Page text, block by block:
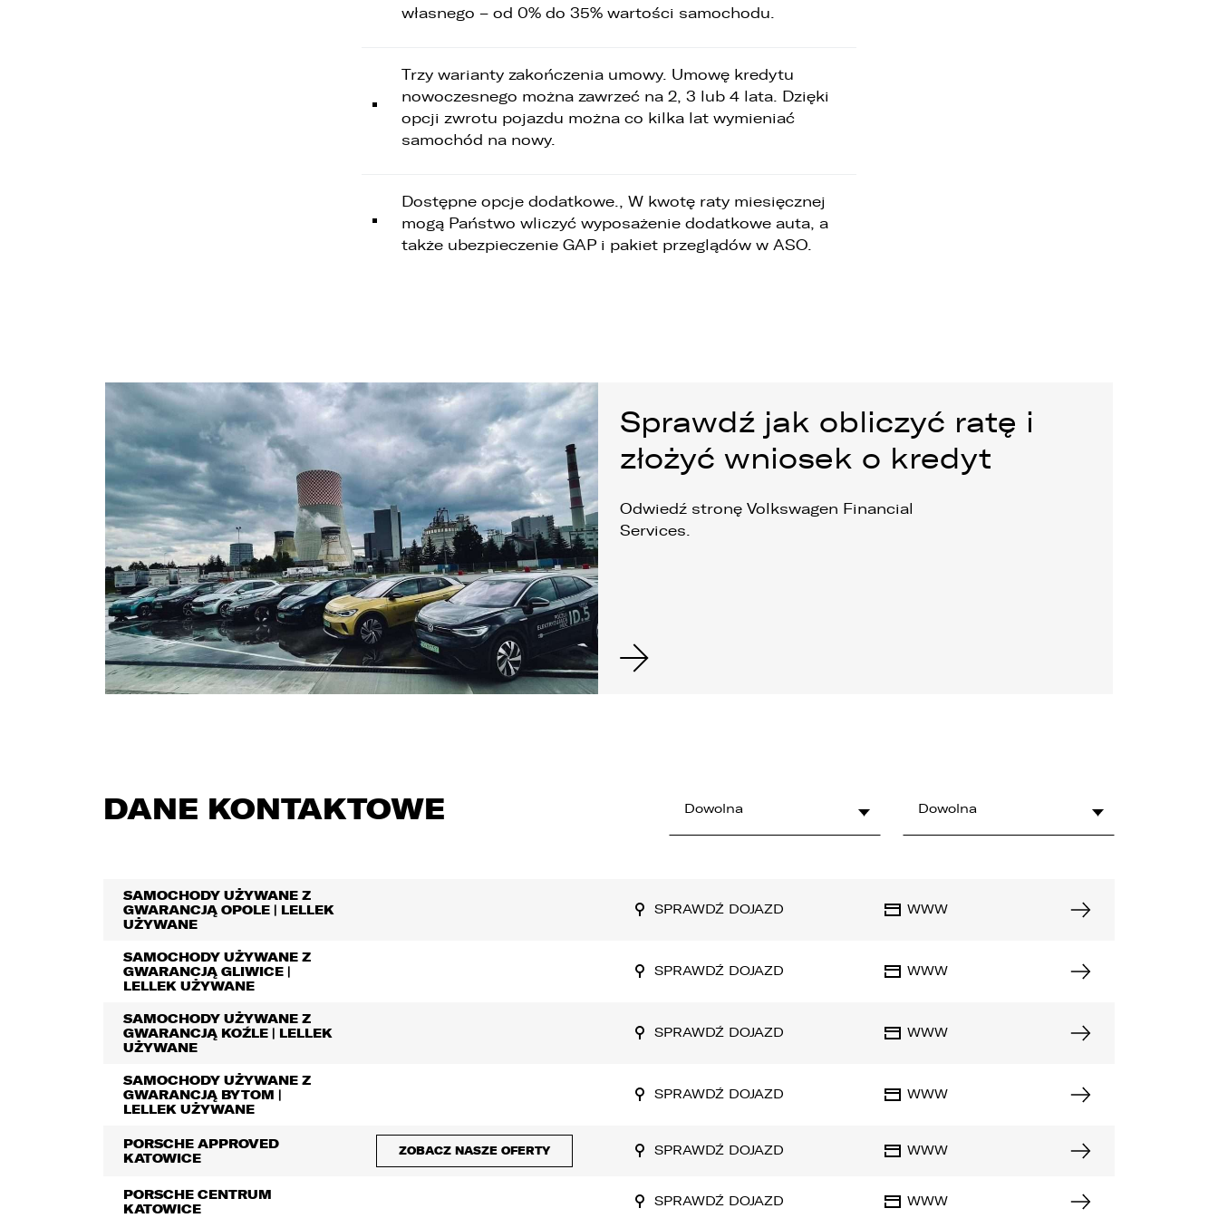
własnego – od 0% do 35% wartości samochodu.
Trzy warianty zakończenia umowy. Umowę kredytu
nowoczesnego można zawrzeć na 2, 3 lub 4 lata. Dzięki
opcji zwrotu pojazdu można co kilka lat wymieniać
samochód na nowy.
Dostępne opcje dodatkowe., W kwotę raty miesięcznej
mogą Państwo wliczyć wyposażenie dodatkowe auta, a
także ubezpieczenie GAP i pakiet przeglądów w ASO.
Sprawdź jak obliczyć ratę i
złożyć wniosek o kredyt
Odwiedź stronę Volkswagen Financial
Services.
DANE KONTAKTOWE Dowolna Dowolna
SAMOCHODY UŻYWANE Z
GWARANCJĄ OPOLE | LELLEK
UŻYWANE
SPRAWDŹ DOJAZD WWW
SAMOCHODY UŻYWANE Z
GWARANCJĄ GLIWICE |
LELLEK UŻYWANE
SPRAWDŹ DOJAZD WWW
SAMOCHODY UŻYWANE Z
GWARANCJĄ KOŹLE | LELLEK
UŻYWANE
SPRAWDŹ DOJAZD WWW
SAMOCHODY UŻYWANE Z
GWARANCJĄ BYTOM |
LELLEK UŻYWANE
SPRAWDŹ DOJAZD WWW
PORSCHE APPROVED
KATOWICE
ZOBACZ NASZE OFERTY SPRAWDŹ DOJAZD WWW
PORSCHE CENTRUM
KATOWICE
SPRAWDŹ DOJAZD WWW
EMAIL
5. Dane udostępnione przez Państwa nie będą przetwarzane w sposób
zautomatyzowany i nie będą podlegały profilowaniu.
6. Administrator nie przekazuje danych osobowych do państwa
trzeciego lub organizacji międzynarodowej.